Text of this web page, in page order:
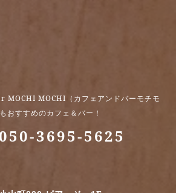
MOCHI MOCHI（カフェアンドバーモチモ
おすすめのカフェ＆バー！
3695-5625